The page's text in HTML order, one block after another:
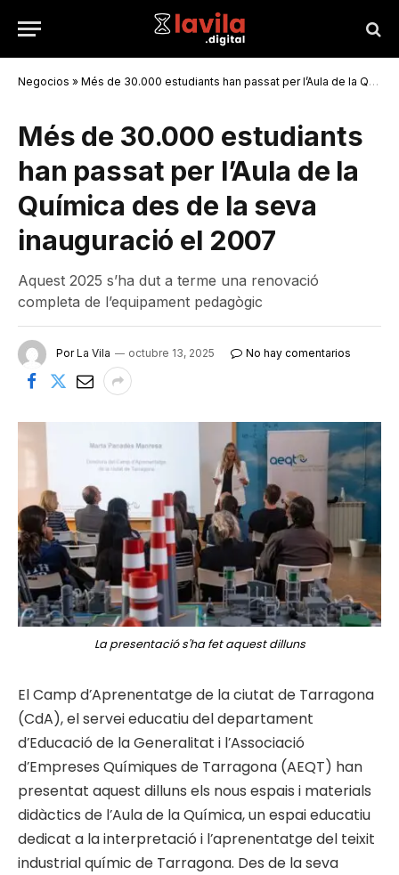
Negocios » Més de 30.000 estudiants han passat per l’Aula de la Química des de la seva inauguració el 2007
Més de 30.000 estudiants
han passat per l’Aula de la
Química des de la seva
inauguració el 2007
Aquest 2025 s’ha dut a terme una renovació
completa de l’equipament pedagògic
Por La Vila octubre 13, 2025 No hay comentarios
La presentació s'ha fet aquest dilluns
El Camp d’Aprenentatge de la ciutat de Tarragona
(CdA), el servei educatiu del departament
d’Educació de la Generalitat i l’Associació
d’Empreses Químiques de Tarragona (AEQT) han
presentat aquest dilluns els nous espais i materials
didàctics de l’Aula de la Química, un espai educatiu
dedicat a la interpretació i l’aprenentatge del teixit
industrial químic de Tarragona. Des de la seva